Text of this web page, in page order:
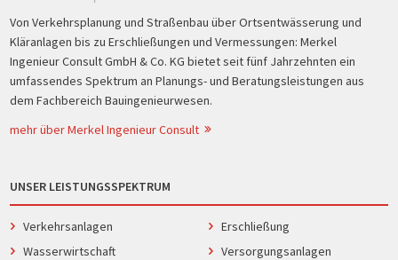
Von Verkehrsplanung und Straßenbau über Ortsentwässerung und
Kläranlagen bis zu Erschließungen und Vermessungen: Merkel
Ingenieur Consult GmbH & Co. KG bietet seit fünf Jahrzehnten ein
umfassendes Spektrum an Planungs- und Beratungsleistungen aus
dem Fachbereich Bauingenieurwesen.
mehr über Merkel Ingenieur Consult
UNSER LEISTUNGSSPEKTRUM
Verkehrsanlagen
Wasserwirtschaft
Erschließung
Versorgungsanlagen